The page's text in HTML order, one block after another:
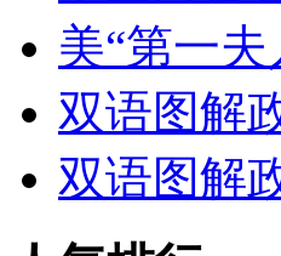
美“第一
双语图解
双语图解